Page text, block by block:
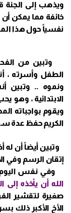
ويذهب إلى الجنة
خائفة مما يمكن
نفسياً حول هذا
وتبين من
الطفل وأسرته ،
ونموه .. وتبين
الابتدائية ، وهو
ويقوم بواجباته
الكريم حفظ عدة
وتبين أيضاً أن له
إتقان الرسم وفي
وفي نفس اليوم
الله أن يأخذه إلى
صغيرة لتقشير
الأخ الأكبر ذلك